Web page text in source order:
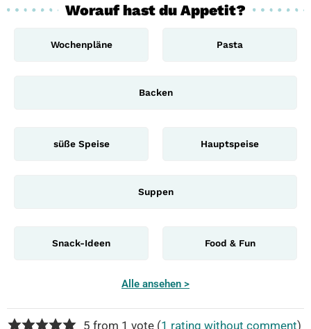
Worauf hast du Appetit?
Wochenpläne Pasta
Backen
süße Speise Hauptspeise
Suppen
Snack-Ideen Food & Fun
Alle ansehen >
5 from 1 vote (1 rating without comment)